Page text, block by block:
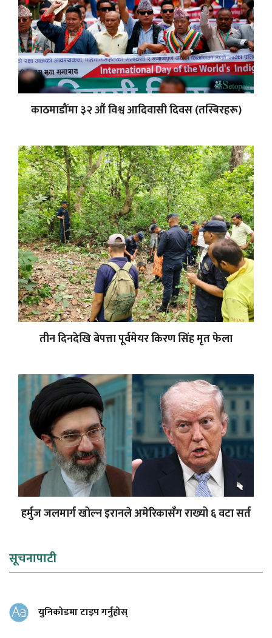
काठमाडौंमा ३२ औं विश्व आदिवासी दिवस (तस्बिरहरू)
तीन दिनदेखि बेपत्ता पूर्वमेयर किरण सिंह मृत फेला
हर्मुज जलमार्ग खोल्न इरानले अमेरिकासँग राख्यो ६ वटा सर्त
सूचनापाटी
युनिकोडमा टाइप गर्नुहोस्